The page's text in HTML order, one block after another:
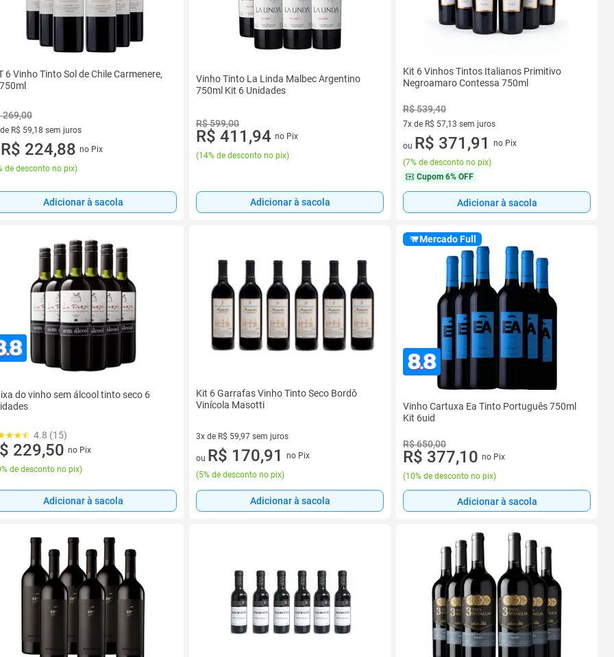
6 Vinho Tinto Sol de Chile Carmenere,
269,00
R$ 59,18 sem juros
de R$ 59,18 sem juros
R$ 224,88 no Pix
de desconto no pix)
Adicionar à sacola
Vinho Tinto La Linda Malbec Argentino
750ml Kit 6 Unidades
R$ 599,00
R$ 411,94 no Pix
(14% de desconto no pix)
Adicionar à sacola
Kit 6 Vinhos Tintos Italianos Primitivo
Negroamaro Contessa 750ml
R$ 539,40
7x de R$ 57,13 sem juros
7 vez de R$ 57,13 sem juros
ou R$ 371,91
no Pix
(7% de desconto no pix)
Cupom 6% OFF
Adicionar à sacola
do vinho sem álcool tinto seco 6
4.8 (15)
229,50 no Pix
de desconto no pix)
Adicionar à sacola
Kit 6 Garrafas Vinho Tinto Seco Bordô
Vinícola Masotti
3x de R$ 59,97 sem juros
3 vez de R$ 59,97 sem juros
ou R$ 170,91
no Pix
(5% de desconto no pix)
Adicionar à sacola
Mercado Full
Vinho Cartuxa Ea Tinto Português 750ml
Kit 6uid
R$ 650,00
R$ 377,10 no Pix
(10% de desconto no pix)
Adicionar à sacola